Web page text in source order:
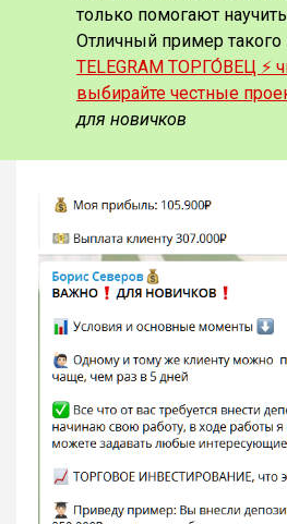
только помогают
Отличный пример такого
TELEGRAM ТОРГО́ВЕЦ ⚡️
выбирайте честные
для новичков